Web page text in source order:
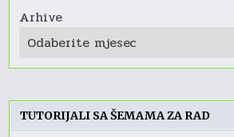
Arhive
TUTORIJALI SA ŠEMAMA ZA RAD